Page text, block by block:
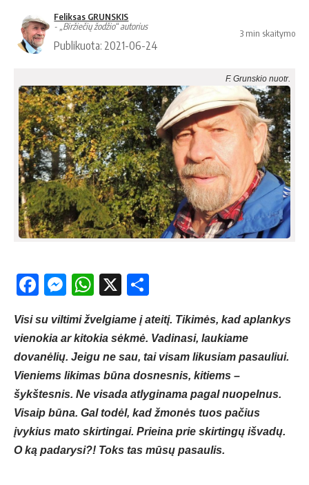
Feliksas GRUNSKIS
- „Biržiečių žodžio“ autorius
Publikuota: 2021-06-24
3 min skaitymo
F. Grunskio nuotr.
Facebook
Messenger
WhatsApp
X
Visi su viltimi žvelgiame į ateitį. Tikimės, kad aplankys
vienokia ar kitokia sėkmė. Vadinasi, laukiame
dovanėlių. Jeigu ne sau, tai visam likusiam pasauliui.
Vieniems likimas būna dosnesnis, kitiems –
šykštesnis. Ne visada atlyginama pagal nuopelnus.
Visaip būna. Gal todėl, kad žmonės tuos pačius
įvykius mato skirtingai. Prieina prie skirtingų išvadų.
O ką padarysi?! Toks tas mūsų pasaulis.